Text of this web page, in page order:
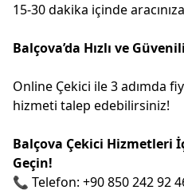
15-30 dakika içinde
Balçova’da Hızlı ve
Online Çekici ile 3 adımda
hizmeti talep edebilirsiniz!
Balçova Çekici Hizmetleri
Geçin!
📞 Telefon: +90 850 242 92